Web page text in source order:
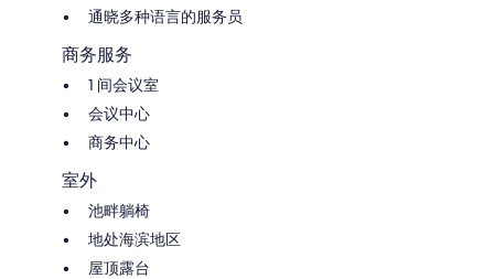
通晓多种语言的服务员
商务服务
1 间会议室
会议中心
商务中心
室外
池畔躺椅
地处海滨地区
屋顶露台